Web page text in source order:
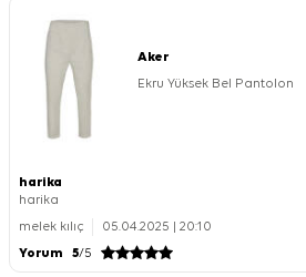
Aker
Ekru Yüksek Bel Pantolon
harika
harika
melek kılıç
05.04.2025 | 20:10
Yorum
5/5